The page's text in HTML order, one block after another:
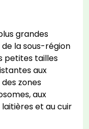
grandes
la sous-région
petites tailles
aux
zones
aux
et au cuir